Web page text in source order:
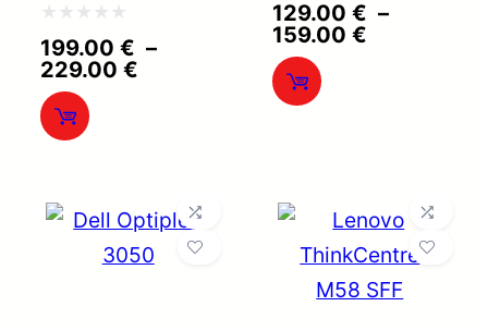
Note
0
sur
5
199.00€ –
229.00€
Note
0
sur
5
129.00 € –
159.00 €